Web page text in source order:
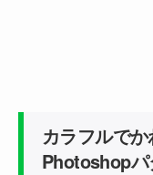
カラフルで
Photoshop